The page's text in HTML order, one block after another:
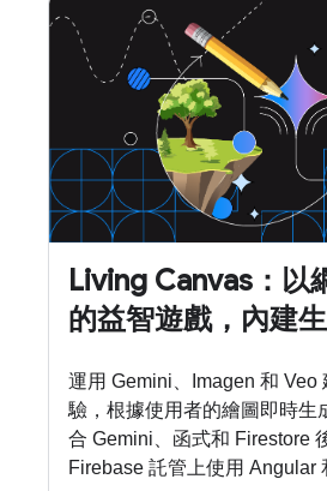
Living Canvas：以
的益智遊戲，內建
運用 Gemini、Imagen 和 Veo
驗，根據使用者的繪圖即時生
合 Gemini、函式和 Firestore
Firebase 託管上使用 Angular